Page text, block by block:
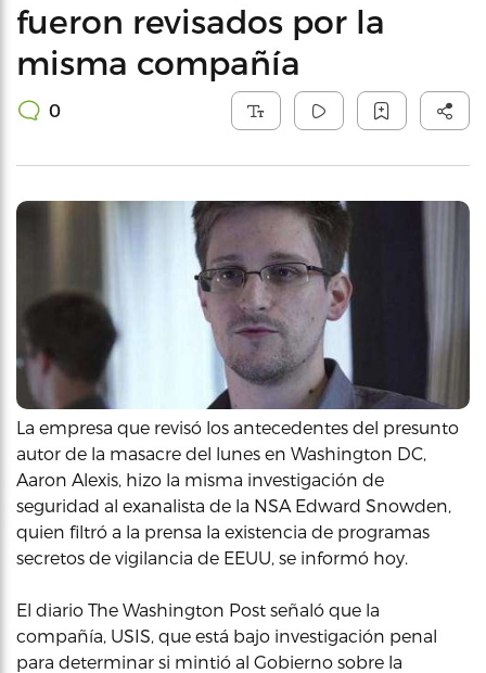
fueron revisados por la
misma compañía
0
La empresa que revisó los antecedentes del presunto
autor de la masacre del lunes en Washington DC,
Aaron Alexis, hizo la misma investigación de
seguridad al exanalista de la NSA Edward Snowden,
quien filtró a la prensa la existencia de programas
secretos de vigilancia de EEUU, se informó hoy.
El diario The Washington Post señaló que la
compañía, USIS, que está bajo investigación penal
para determinar si mintió al Gobierno sobre la